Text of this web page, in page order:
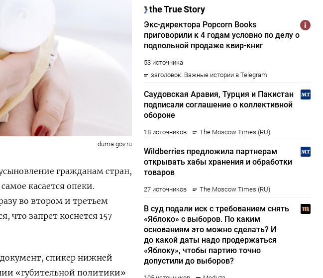
duma.gov.ru
гражданам стран,
касается опеки.
во втором и третьем
что запрет коснется 157
спикер нижней
«губительной политики»